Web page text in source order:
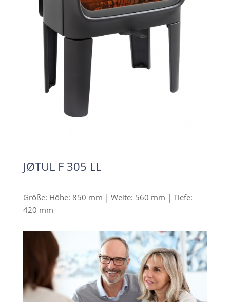
JØTUL F 305 LL
Größe: Höhe: 850 mm | Weite: 560 mm | Tiefe:
420 mm